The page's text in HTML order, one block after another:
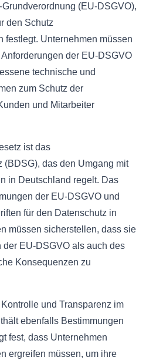
(EU-DSGVO),
den Schutz
festlegt. Unternehmen müssen
der EU-DSGVO
technische und
zum Schutz der
und Mitarbeiter
ist das
(BDSG), das den Umgang mit
in Deutschland regelt. Das
der EU-DSGVO und
für den Datenschutz in
müssen sicherstellen, dass sie
EU-DSGVO als auch des
Konsequenzen zu
und Transparenz im
ebenfalls Bestimmungen
fest, dass Unternehmen
ergreifen müssen, um ihre